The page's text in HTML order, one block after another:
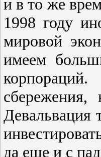
и в то же
1998 году
мировой
имеем
сбережения,
Девальвация
да еще и с